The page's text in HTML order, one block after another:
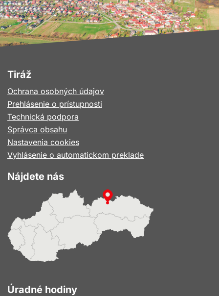
Tiráž
Ochrana osobných údajov
Prehlásenie o prístupnosti
Technická podpora
Správca obsahu
Nastavenia cookies
Vyhlásenie o automatickom preklade
Nájdete nás
Úradné hodiny